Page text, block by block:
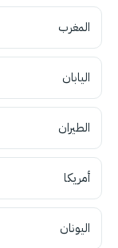
المغرب
اليابان
الطيران
أمريكا
اليونان